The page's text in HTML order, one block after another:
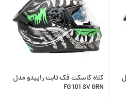
کلاه کاسکت فک ثابت راپیدو مدل
FG 101 SV GRN